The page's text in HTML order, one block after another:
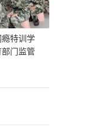
特训学
门监管